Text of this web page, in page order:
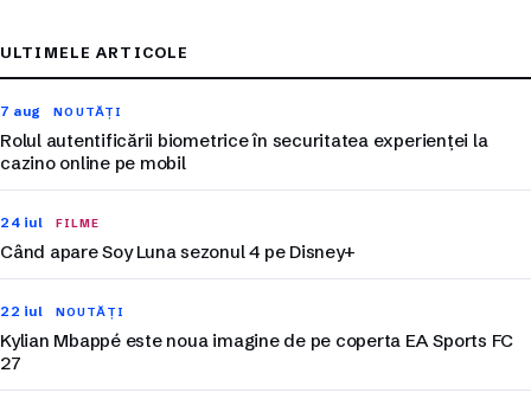
ULTIMELE ARTICOLE
7 aug NOUTĂȚI
Rolul autentificării biometrice în securitatea experienței la
cazino online pe mobil
24 iul FILME
Când apare Soy Luna sezonul 4 pe Disney+
22 iul NOUTĂȚI
Kylian Mbappé este noua imagine de pe coperta EA Sports FC
27